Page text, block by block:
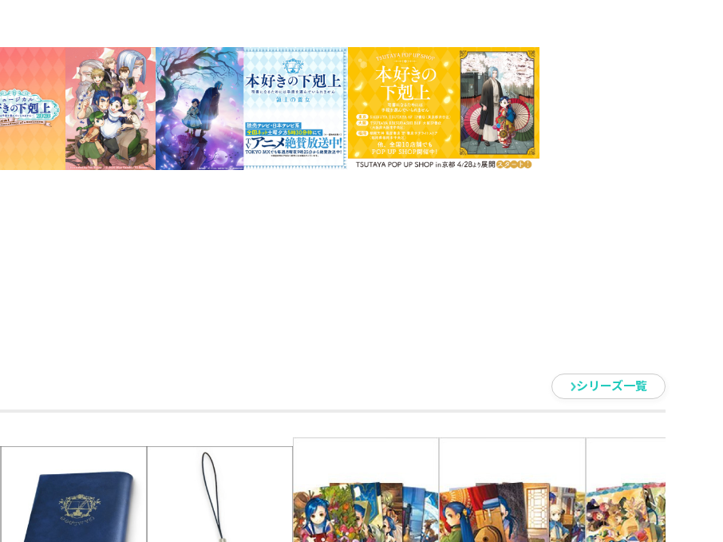
ャルをデザイン。
メタリックなデザインとは対照的に、さわやかですっきりとした印象に。
どんなインテリアにも馴染む色合いです。
缶サイズ：直径73㎜×高さ38㎜
缶カラー：白色
シリーズ一覧